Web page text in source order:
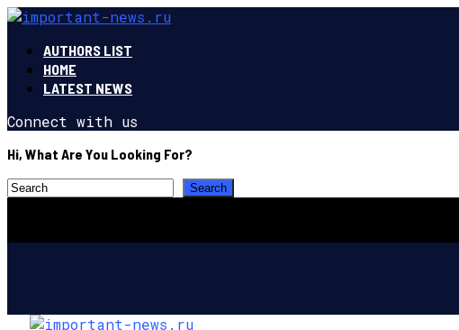
AUTHORS LIST
HOME
LATEST NEWS
Connect with us
Hi, What Are You Looking For?